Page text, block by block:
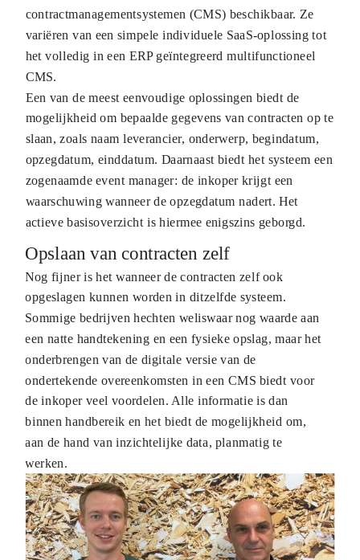
contractmanagementsystemen (CMS) beschikbaar. Ze
variëren van een simpele individuele SaaS-oplossing tot
het volledig in een ERP geïntegreerd multifunctioneel
CMS.
Een van de meest eenvoudige oplossingen biedt de
mogelijkheid om bepaalde gegevens van contracten op te
slaan, zoals naam leverancier, onderwerp, begindatum,
opzegdatum, einddatum. Daarnaast biedt het systeem een
zogenaamde event manager: de inkoper krijgt een
waarschuwing wanneer de opzegdatum nadert. Het
actieve basisoverzicht is hiermee enigszins geborgd.
Opslaan van contracten zelf
Nog fijner is het wanneer de contracten zelf ook
opgeslagen kunnen worden in ditzelfde systeem.
Sommige bedrijven hechten weliswaar nog waarde aan
een natte handtekening en een fysieke opslag, maar het
onderbrengen van de digitale versie van de
ondertekende overeenkomsten in een CMS biedt voor
de inkoper veel voordelen. Alle informatie is dan
binnen handbereik en het biedt de mogelijkheid om,
aan de hand van inzichtelijke data, planmatig te
werken.